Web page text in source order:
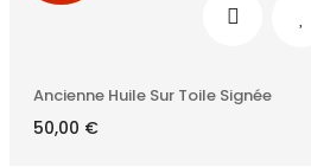
Ancienne Huile Sur Toile Signée
50,00 €